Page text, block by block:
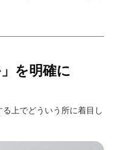
を明確に
上でどういう所に着目し